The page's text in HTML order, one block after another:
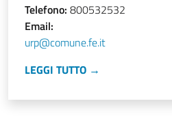
Telefono: 800532532
Email:
urp@comune.fe.it
LEGGI TUTTO →